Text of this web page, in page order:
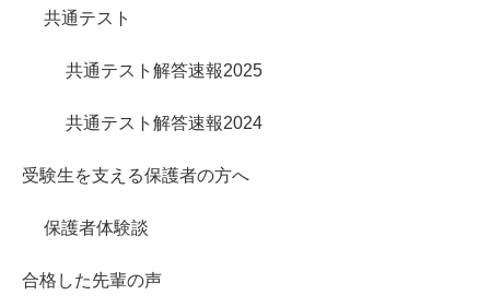
共通テスト
共通テスト解答速報2025
共通テスト解答速報2024
受験生を支える保護者の方へ
保護者体験談
合格した先輩の声